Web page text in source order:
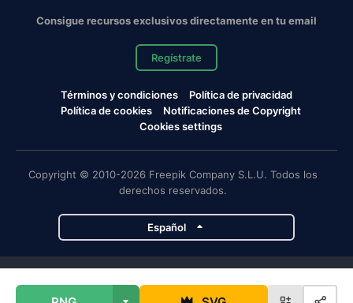
Consigue recursos exclusivos directamente en tu email
Regístrate
Términos y condiciones
Política de privacidad
Política de cookies
Notificaciones de Copyright
Cookies settings
Copyright © 2010-2026 Freepik Company S.L.U. Todos los
derechos reservados.
Español